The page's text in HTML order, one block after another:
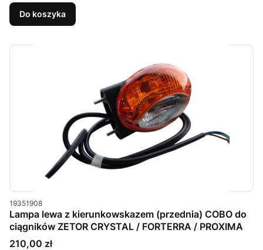
Do koszyka
Kod produktu
19351908
Lampa lewa z kierunkowskazem (przednia) COBO do
ciągników ZETOR CRYSTAL / FORTERRA / PROXIMA
Cena
210,00 zł